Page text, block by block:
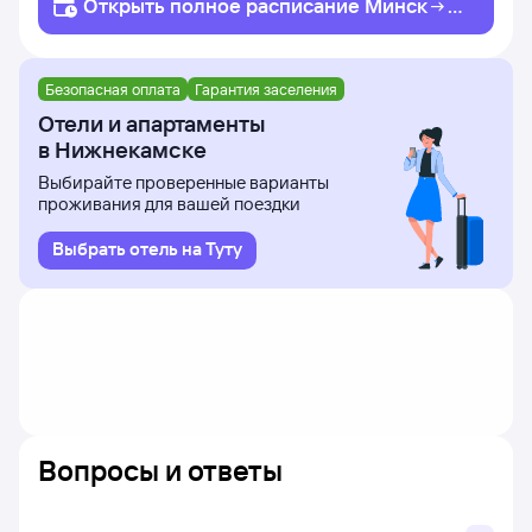
Открыть полное расписание Минск
Н
ижнекамск
Безопасная оплата Гарантия заселения
Отели и апартаменты
в Нижнекамске
Выбирайте проверенные варианты
проживания для вашей поездки
Выбрать отель на Туту
Вопросы и ответы